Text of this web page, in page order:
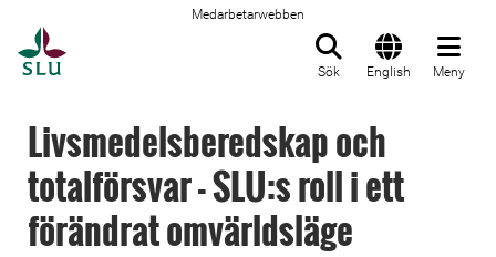
Medarbetarwebben
Sök English Meny
Livsmedelsberedskap och
totalförsvar - SLU:s roll i ett
förändrat omvärldsläge